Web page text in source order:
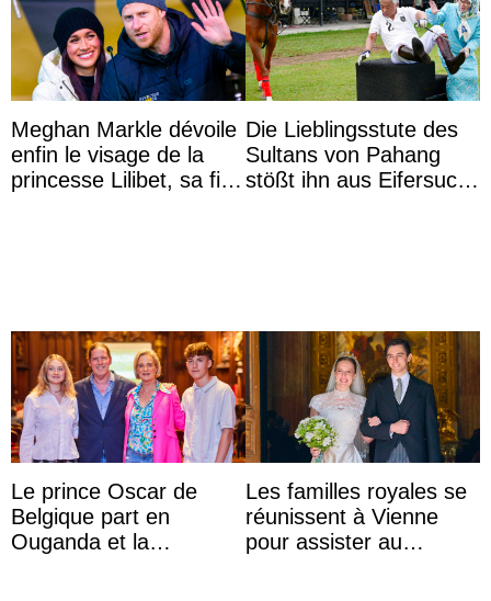
Meghan Markle dévoile
enfin le visage de la
princesse Lilibet, sa fille
Die Lieblingsstute des
Sultans von Pahang
stößt ihn aus Eifersucht
Le prince Oscar de
Belgique part en
Ouganda et la
Les familles royales se
réunissent à Vienne
pour assister au